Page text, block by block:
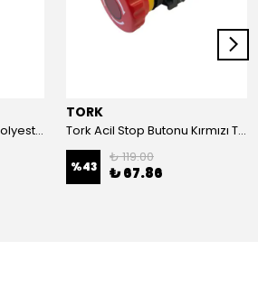
Akiş 500x700x250 ABS Polyester Pano | Duvar Pano | Plastik Elektrik Panosu
TORK
Tork Acil Stop Butonu Kırmızı TRK-A3-01ZS Acil Durum Butonu | Kırmızı Mantar Tipi NC1
%43
₺ 119.00
₺ 67.86